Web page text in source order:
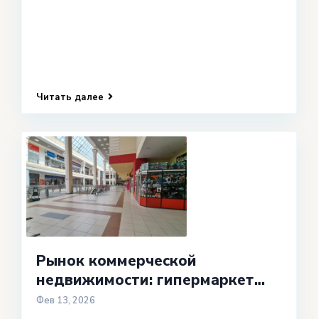
Читать далее
Рынок коммерческой
недвижимости: гипермаркет...
Фев 13, 2026